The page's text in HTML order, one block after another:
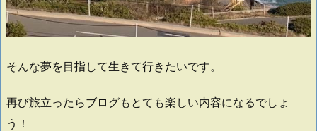
そんな夢を目指して生きて行きたいです。
再び旅立ったらブログもとても楽しい内容になるでしょ
う！